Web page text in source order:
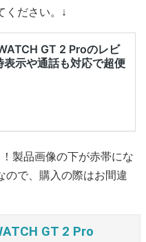
ください。↓
製品画像の下が赤帯にな
ので、購入の際はお間違
GT 2 Pro